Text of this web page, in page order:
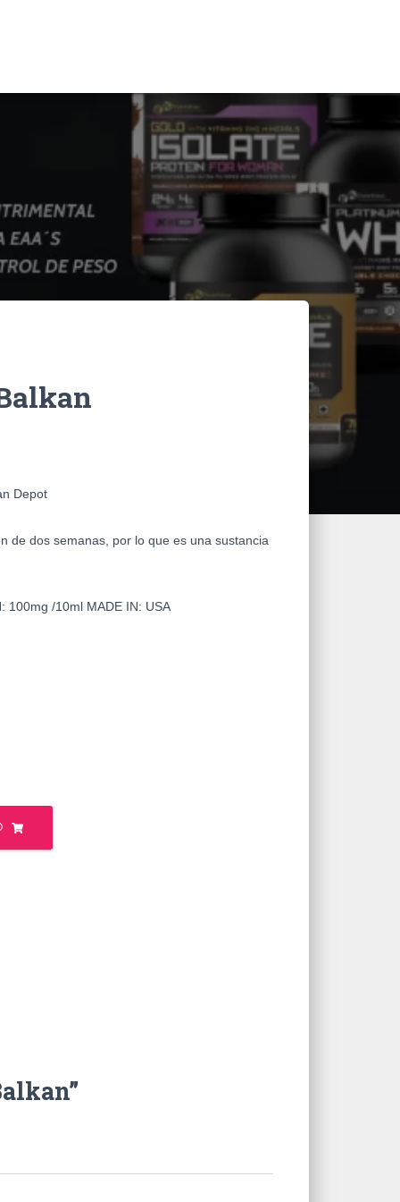
Depot
de dos semanas, por lo que es una sustancia
100mg /10ml MADE IN: USA